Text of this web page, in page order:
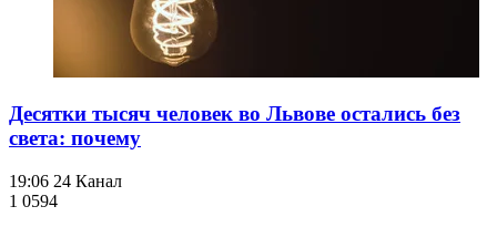
Десятки тысяч человек во Львове остались без
света: почему
19:06 24 Канал
1 0594